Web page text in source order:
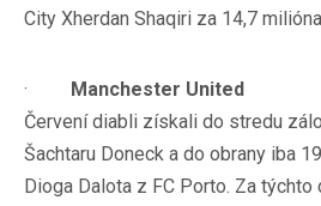
City Xherdan Shaqiri za 14,7
· Manchester United
Červení diabli získali do stredu
Šachtaru Doneck a do obrany iba
Dioga Dalota z FC Porto. Za